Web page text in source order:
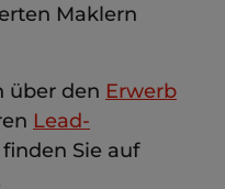
Maklern
über den Erwerb
Lead-
finden Sie auf